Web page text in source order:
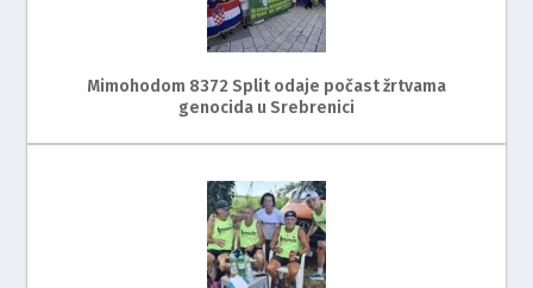
Mimohodom 8372 Split odaje počast žrtvama
genocida u Srebrenici